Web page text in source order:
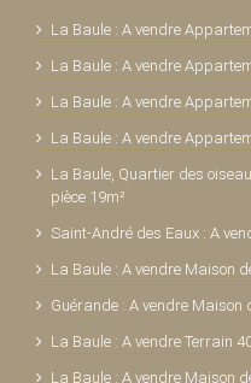
La Baule : A vendre
La Baule : A vendre
La Baule : A vendre
La Baule : A vendre
La Baule, Quartier des
pièce 19m²
Saint-André des Eaux : A
La Baule : A vendre Maison
Guérande : A vendre Maison
La Baule : A vendre Terrain
La Baule : A vendre Maison